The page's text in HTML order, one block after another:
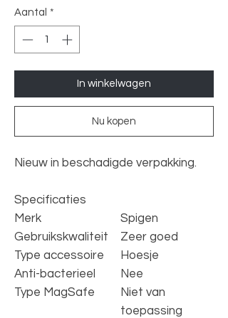
Aantal *
In winkelwagen
Nu kopen
Nieuw in beschadigde verpakking.
Specificaties
Merk
Spigen
Gebruikskwaliteit
Zeer goed
Type accessoire
Hoesje
Anti-bacterieel
Nee
Type MagSafe
Niet van
toepassing